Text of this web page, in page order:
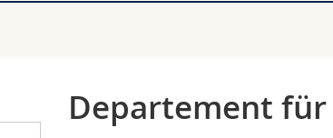
Fak. für Erziehungs- und Bildungswissenschaften
Departement